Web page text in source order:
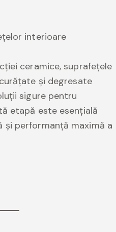
interioare
ceramice, suprafețele
și degresate
sigure pentru
etapă este esențială
performanță maximă a